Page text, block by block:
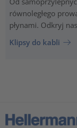
równoległego
płynami. Odkryj
Klipsy do kabli